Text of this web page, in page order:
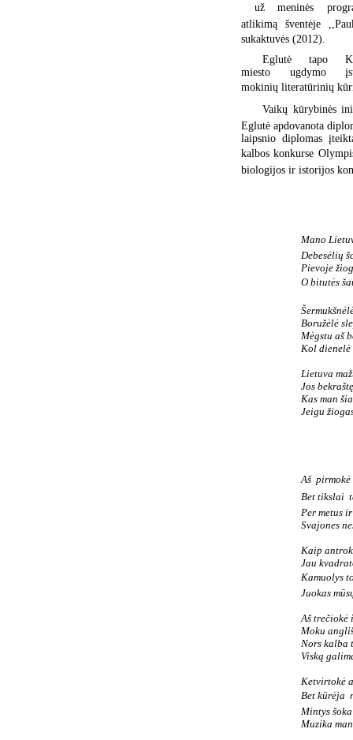
 už meninės
atlikimą šventėje
sukaktuvės (2012).
Eglutė tapo
miesto ugdymo
mokinių literatūrinių
Vaikų kūrybinės
Eglutė apdovanota
laipsnio diplomas
kalbos konkurse
biologijos ir istorijos
Mano
Debesėlių
Pievoje
O bitutės
Boružėlė
Mėgstu aš
Kol dienelė
Lietuva
Jos
Kas man
Jeigu
Aš 
Bet tikslai 
Per metus
Svajones
Kaip
Jau
Kamuolys
Juokas
Aš trečiokė
Moku
Nors kalba
Viską
Ketvirtokė
Bet kūrėja 
Mintys
Muzika